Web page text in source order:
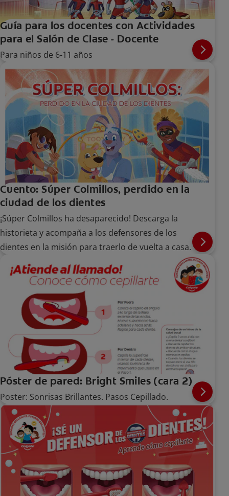
Guía para los docentes con Actividades
para el Salón de Clase - Docente
Para niños de 6-11 años
Cuento: Súper Colmillos, perdido en la
ciudad de los dientes
¡Súper Colmillos ha desaparecido! Descarga la
historieta y acompaña a los defensores de los
dientes en la misión para traerlo de vuelta a casa.
Póster de pared: Bright Smiles (cara 2)
Poster: Sonrisas Brillantes. Pasos Cepillado.